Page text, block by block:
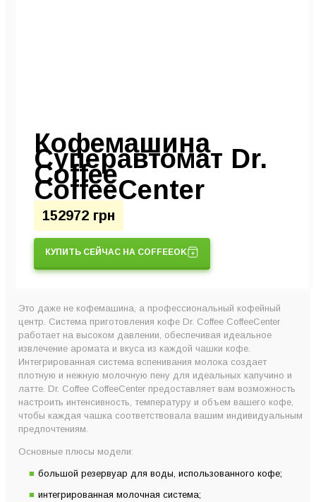
Кофемашина
Суперавтомат Dr.
Coffee
CoffeeCenter
152972 грн
КУПИТЬ СЕЙЧАС НА COFFEEOK
Это даже не кофемашина, а профессиональный кофейный
центр. Система приготовления кофе Dr. Coffee CoffeeCenter
работает на высоком давлении, обеспечивая идеальное
извлечение аромата и вкуса из каждой чашки кофе.
Интегрированная система вспенивания молока создает
плотную и нежную молочную пену для идеальных капучино и
латте. Dr. Coffee CoffeeCenter предоставляет вам возможность
настроить интенсивность, температуру и объем вашего кофе,
чтобы каждая чашка соответствовала вашим индивидуальным
предпочтениям.
Основные плюсы модели:
большой резервуар для воды, использованного кофе;
интегрированная молочная система;